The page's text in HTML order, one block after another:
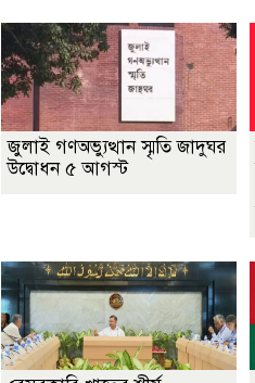
জুলাই গণঅভ্যুত্থান স্মৃতি জাদুঘর
উদ্বোধন ৫ আগস্ট